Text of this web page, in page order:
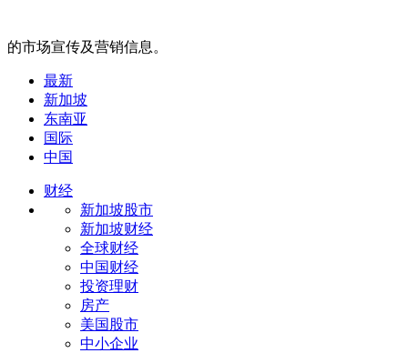
的市场宣传及营销信息。
最新
新加坡
东南亚
国际
中国
财经
新加坡股市
新加坡财经
全球财经
中国财经
投资理财
房产
美国股市
中小企业